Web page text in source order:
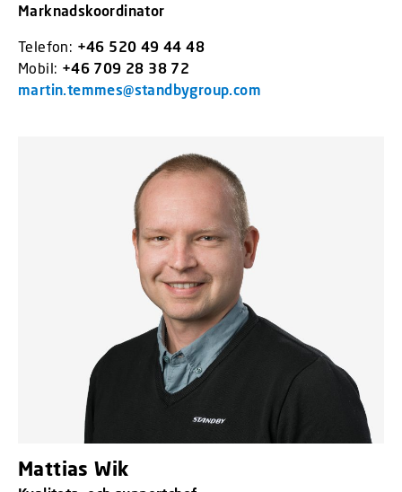
Marknadskoordinator
Telefon: +46 520 49 44 48
Mobil: +46 709 28 38 72
martin.temmes@standbygroup.com
Mattias Wik